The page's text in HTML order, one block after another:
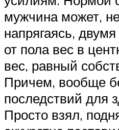
мужчина может,
напрягаясь,
от пола вес в
вес, равный
Причем, вообще
последствий для
Просто взял,